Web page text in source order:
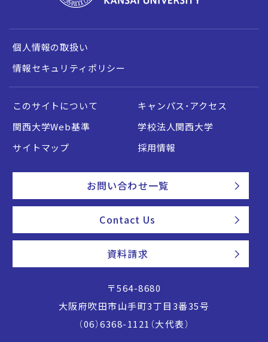
個人情報の取扱い
情報セキュリティポリシー
このサイトについて
キャンパス・アクセス
関西大学Web基準
学校法人関西大学
サイトマップ
採用情報
お問い合わせ一覧
Contact Us
資料請求
〒564-8680
大阪府吹田市山手町3丁目3番35号
（06）6368-1121（大代表）